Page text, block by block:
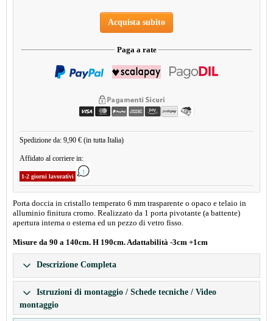
Acquista subito
Paga a rate
Spedizione da: 9,90 € (in tutta Italia)
Affidato al corriere in:
1-2 giorni lavorativi
Porta doccia in cristallo temperato 6 mm trasparente o opaco e telaio in
alluminio finitura cromo. Realizzato da 1 porta pivotante (a battente)
apertura interna o esterna ed un pezzo di vetro fisso.
Misure da 90 a 140cm. H 190cm. Adattabilità -3cm +1cm
Descrizione Completa
Istruzioni di montaggio / Schede tecniche / Video
montaggio